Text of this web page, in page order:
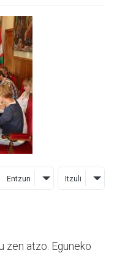
Entzun Itzuli
zen atzo. Eguneko